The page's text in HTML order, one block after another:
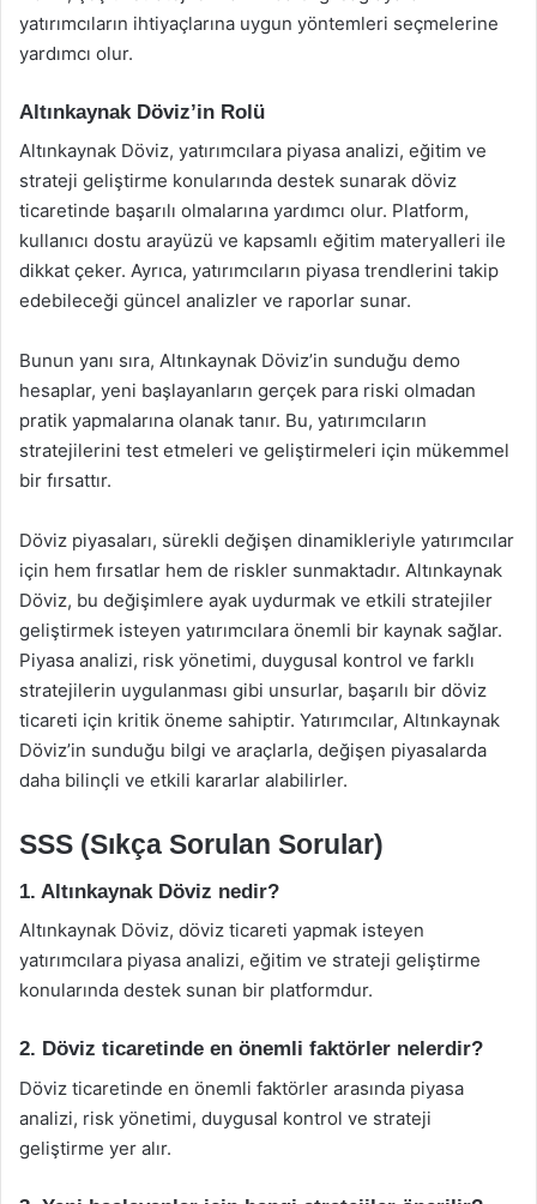
yatırımcıların ihtiyaçlarına uygun yöntemleri seçmelerine
yardımcı olur.
Altınkaynak Döviz’in Rolü
Altınkaynak Döviz, yatırımcılara piyasa analizi, eğitim ve
strateji geliştirme konularında destek sunarak döviz
ticaretinde başarılı olmalarına yardımcı olur. Platform,
kullanıcı dostu arayüzü ve kapsamlı eğitim materyalleri ile
dikkat çeker. Ayrıca, yatırımcıların piyasa trendlerini takip
edebileceği güncel analizler ve raporlar sunar.
Bunun yanı sıra, Altınkaynak Döviz’in sunduğu demo
hesaplar, yeni başlayanların gerçek para riski olmadan
pratik yapmalarına olanak tanır. Bu, yatırımcıların
stratejilerini test etmeleri ve geliştirmeleri için mükemmel
bir fırsattır.
Döviz piyasaları, sürekli değişen dinamikleriyle yatırımcılar
için hem fırsatlar hem de riskler sunmaktadır. Altınkaynak
Döviz, bu değişimlere ayak uydurmak ve etkili stratejiler
geliştirmek isteyen yatırımcılara önemli bir kaynak sağlar.
Piyasa analizi, risk yönetimi, duygusal kontrol ve farklı
stratejilerin uygulanması gibi unsurlar, başarılı bir döviz
ticareti için kritik öneme sahiptir. Yatırımcılar, Altınkaynak
Döviz’in sunduğu bilgi ve araçlarla, değişen piyasalarda
daha bilinçli ve etkili kararlar alabilirler.
SSS (Sıkça Sorulan Sorular)
1. Altınkaynak Döviz nedir?
Altınkaynak Döviz, döviz ticareti yapmak isteyen
yatırımcılara piyasa analizi, eğitim ve strateji geliştirme
konularında destek sunan bir platformdur.
2. Döviz ticaretinde en önemli faktörler nelerdir?
Döviz ticaretinde en önemli faktörler arasında piyasa
analizi, risk yönetimi, duygusal kontrol ve strateji
geliştirme yer alır.